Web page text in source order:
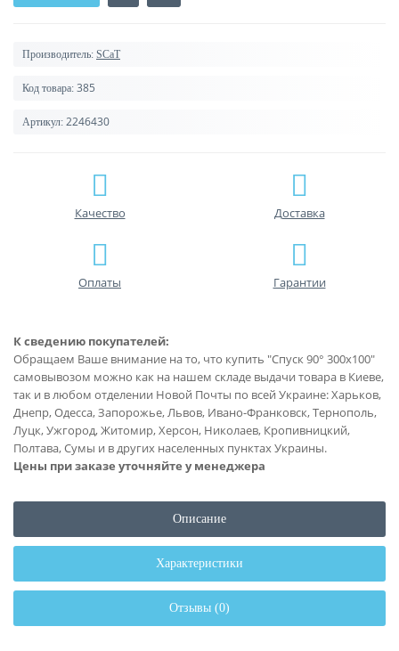
Производитель: SCaT
Код товара: 385
Артикул: 2246430
Качество Доставка
Оплаты Гарантии
К сведению покупателей:
Обращаем Ваше внимание на то, что купить "Спуск 90° 300х100"
самовывозом можно как на нашем складе выдачи товара в Киеве,
так и в любом отделении Новой Почты по всей Украине: Харьков,
Днепр, Одесса, Запорожье, Львов, Ивано-Франковск, Тернополь,
Луцк, Ужгород, Житомир, Херсон, Николаев, Кропивницкий,
Полтава, Сумы и в других населенных пунктах Украины.
Цены при заказе уточняйте у менеджера
Описание
Характеристики
Отзывы (0)